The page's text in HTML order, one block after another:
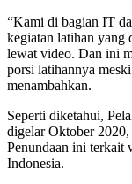
“Kami di bagian IT
kegiatan latihan yang
lewat video. Dan ini
porsi latihannya
menambahkan.
Seperti diketahui,
digelar Oktober
Penundaan ini terkait
Indonesia.